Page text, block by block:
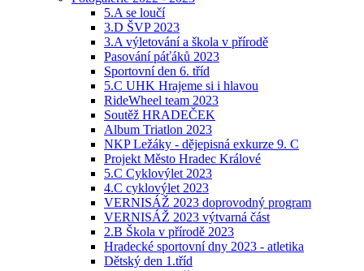
5.A se loučí
3.D ŠVP 2023
3.A výletování a škola v přírodě
Pasování páťáků 2023
Sportovní den 6. tříd
5.C UHK Hrajeme si i hlavou
RideWheel team 2023
Soutěž HRADEČEK
Album Triatlon 2023
NKP Ležáky - dějepisná exkurze 9. C
Projekt Město Hradec Králové
5.C Cyklovýlet 2023
4.C cyklovýlet 2023
VERNISÁŽ 2023 doprovodný program
VERNISÁŽ 2023 výtvarná část
2.B Škola v přírodě 2023
Hradecké sportovní dny 2023 - atletika
Dětský den 1.tříd